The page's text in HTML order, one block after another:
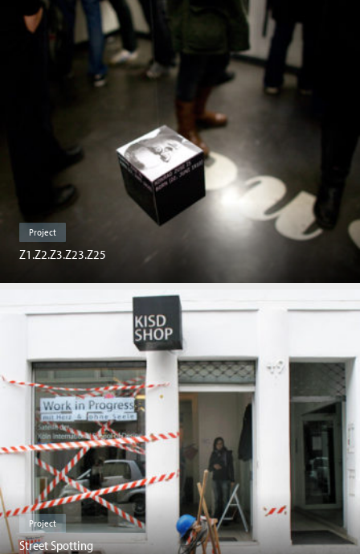
Project
Z1.Z2.Z3.Z23.Z25
Project
Street Spotting